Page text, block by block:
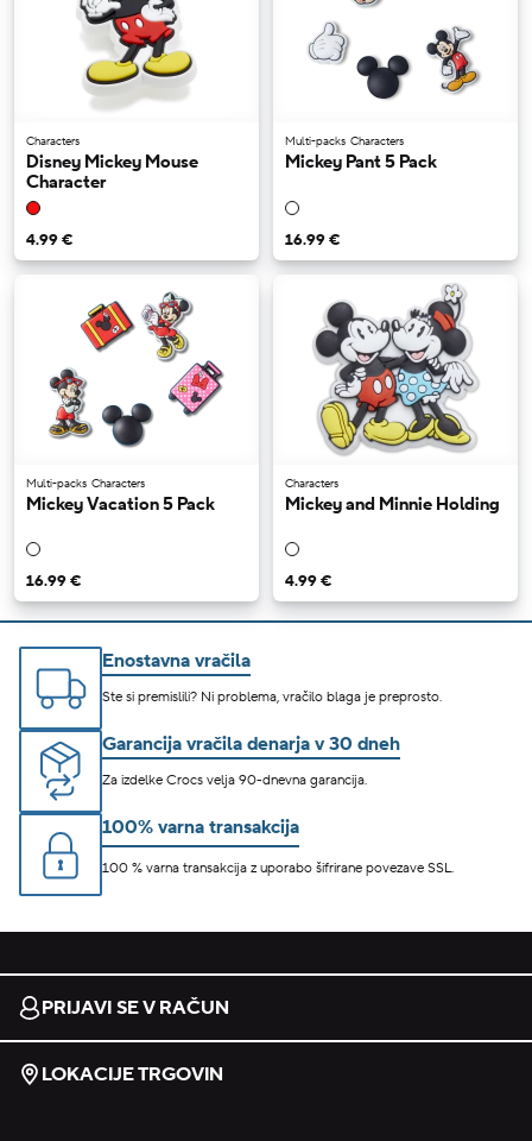
Characters
Disney Mickey Mouse
Character
4.99 €
Multi-packs Characters
Mickey Pant 5 Pack
16.99 €
Multi-packs Characters
Mickey Vacation 5 Pack
16.99 €
Characters
Mickey and Minnie Holding
4.99 €
Enostavna vračila
Ste si premislili? Ni problema, vračilo blaga je preprosto.
Garancija vračila denarja v 30 dneh
Za izdelke Crocs velja 90-dnevna garancija.
100% varna transakcija
100 % varna transakcija z uporabo šifrirane povezave SSL.
PRIJAVI SE V RAČUN
LOKACIJE TRGOVIN